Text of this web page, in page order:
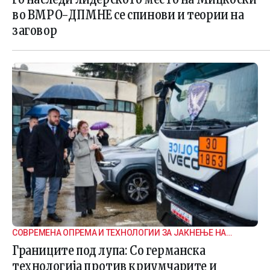
во ВМРО-ДПМНЕ се спинови и теории на
заговор
СОВРЕМЕНА ОПРЕМА И ТЕХНОЛОГИИ ЗА ЈАКНЕЊЕ НА
ГРАНИЧНАТА БЕЗБЕДНОСТ
Границите под лупа: Со германска
технологија против криумчарите и